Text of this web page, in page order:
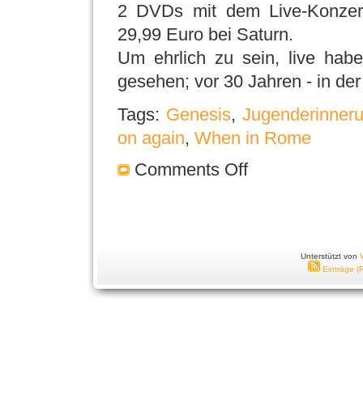
2 DVDs mit dem Live-
29,99 Euro bei Saturn.
Um ehrlich zu sein, live
gesehen; vor 30 Jahren - in
Tags: Genesis,
on again, When in Rome
Comments Off
Unterstützt von
Einträge